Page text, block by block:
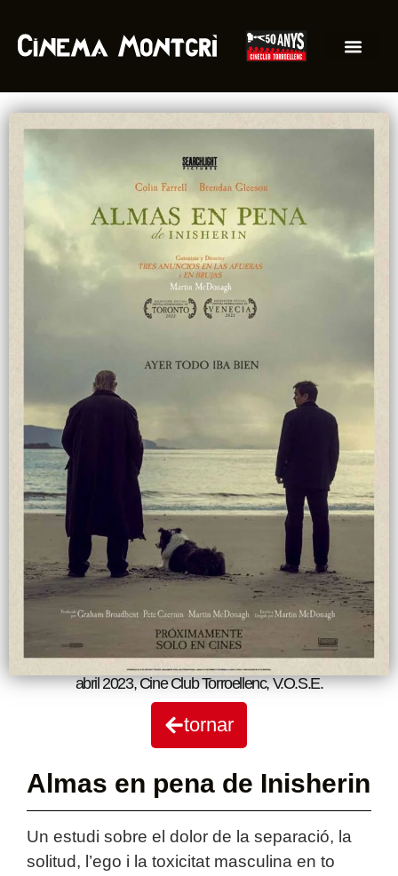
abril 2023,Cine Club Torroellenc,V.O.S.E.
tornar
Almas en pena de Inisherin
Un estudi sobre el dolor de la separació, la
solitud, l’ego i la toxicitat masculina en to